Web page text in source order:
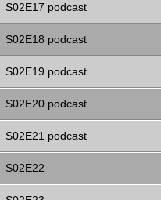
S02E17 podcast
S02E18 podcast
S02E19 podcast
S02E20 podcast
S02E21 podcast
S02E22